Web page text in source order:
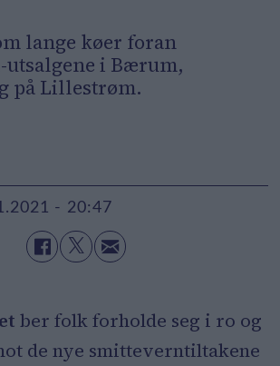
lange køer foran
i Bærum,
på Lillestrøm.
- 20:47
ber folk forholde seg i ro og
de nye smitteverntiltakene